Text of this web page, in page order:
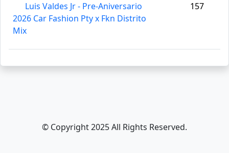
Luis Valdes Jr - Pre-Aniversario
2026 Car Fashion Pty x Fkn Distrito
Mix
157
© Copyright 2025 All Rights Reserved.